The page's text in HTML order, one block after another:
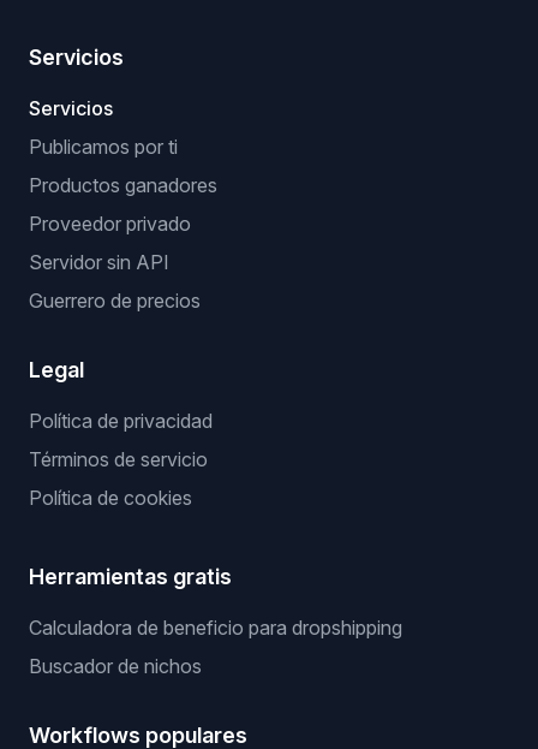
Servicios
Servicios
Publicamos por ti
Productos ganadores
Proveedor privado
Servidor sin API
Guerrero de precios
Legal
Política de privacidad
Términos de servicio
Política de cookies
Herramientas gratis
Calculadora de beneficio para dropshipping
Buscador de nichos
Workflows populares